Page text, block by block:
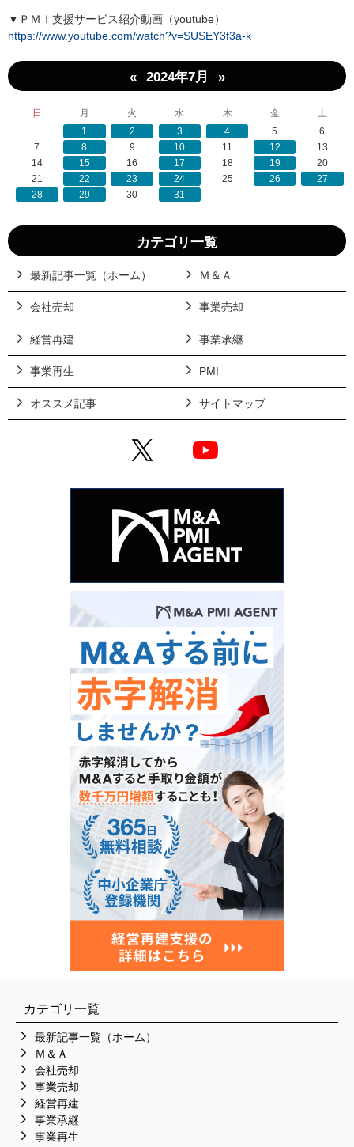
▼ＰＭＩ支援サービス紹介動画（youtube）
https://www.youtube.com/watch?v=SUSEY3f3a-k
« 2024年7月 »
日 月 火 水 木 金
土
1
2 3 4 5
6
7
8 9 10 11 12
13
14
15 16 17 18 19
20
21
22 23 24 25 26
27
28
29 30 31
カテゴリ一覧
最新記事一覧（ホーム） Ｍ＆Ａ
会社売却 事業売却
経営再建 事業承継
事業再生 PMI
オススメ記事 サイトマップ
X
カテゴリ一覧
最新記事一覧（ホーム）
Ｍ＆Ａ
会社売却
事業売却
経営再建
事業承継
事業再生